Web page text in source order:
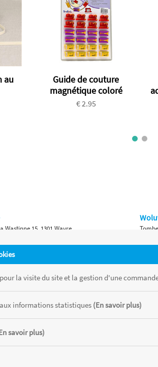
au
Guide de couture
magnétique coloré
€ 2.95
la visite du site et la gestion d'une
informations statistiques (En savoir plus)
savoir plus)
Wastinne 15, 1301 Wavre
de Bruxelles 315, 1410 Waterloo
chaque magasin, toutes taxes comprises.